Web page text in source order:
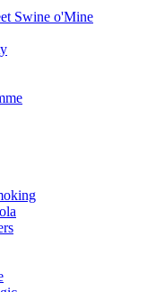
Swine o'Mine